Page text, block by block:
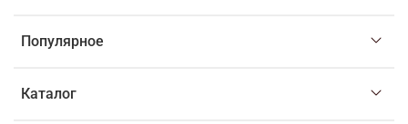
Популярное
Каталог